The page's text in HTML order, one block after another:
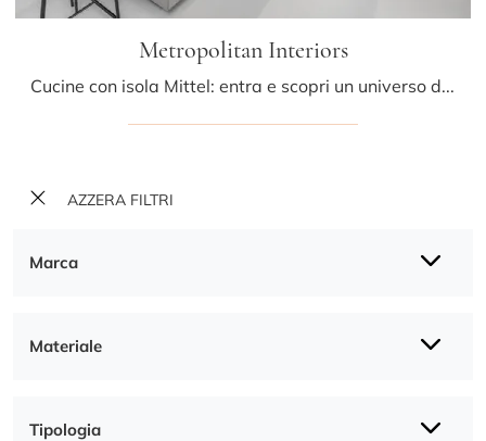
AZZERA FILTRI
Marca
Materiale
Tipologia
Metropolitan Interiors
Cucine con isola Mittel: entra e scopri un universo di design e contenuto estetico! La cucina Metropolitan Interiors ti attende.